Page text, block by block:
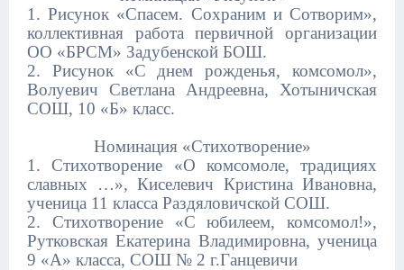
1. Рисунок «Спасем. Сохраним и Сотворим»,
коллективная работа первичной организации
ОО «БРСМ» Задубенской БОШ.
2. Рисунок «С днем рожденья, комсомол»,
Волуевич Светлана Андреевна, Хотыничская
СОШ, 10 «Б» класс.
Номинация «Стихотворение»
1. Стихотворение «О комсомоле, традициях
славных …», Киселевич Кристина Ивановна,
ученица 11 класса Раздяловичской СОШ.
2. Стихотворение «С юбилеем, комсомол!»,
Рутковская Екатерина Владимировна, ученица
9 «А» класса, СОШ № 2 г.Ганцевичи